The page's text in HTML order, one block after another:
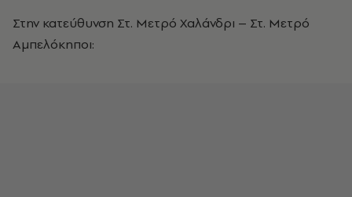
Στην κατεύθυνση Στ. Μετρό Χαλάνδρι – Στ. Μετρό
Αμπελόκηποι: